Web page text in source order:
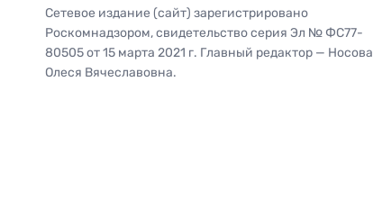
Сетевое издание (сайт) зарегистрировано
Роскомнадзором, свидетельство серия Эл № ФС77-
80505 от 15 марта 2021 г. Главный редактор — Носова
Олеся Вячеславовна.